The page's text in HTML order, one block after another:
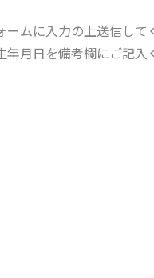
ムに入力の上送信して
月日を備考欄にご記入